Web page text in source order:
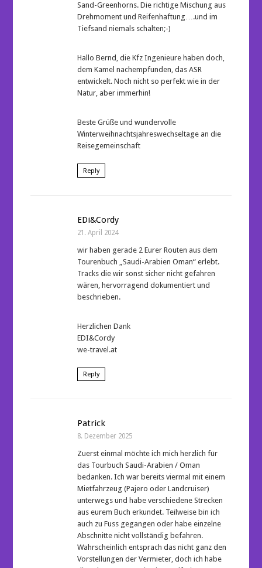
Sand-Greenhorns. Die richtige Mischung aus
Drehmoment und Reifenhaftung….und im
Tiefsand niemals schalten;-)
Hallo Bernd, die Kfz Ingenieure haben doch,
dem Kamel nachempfunden, das ASR
entwickelt. Noch nicht so perfekt wie in der
Natur, aber immerhin!
Beste Grüße und wundervolle
Winterweihnachtsjahreswechseltage an die
Reisegemeinschaft
Reply
EDi&Cordy
21. April 2024
wir haben gerade 2 Eurer Routen aus dem
Tourenbuch „Saudi-Arabien Oman“ erlebt.
Tracks die wir sonst sicher nicht gefahren
wären, hervorragend dokumentiert und
beschrieben.
Herzlichen Dank
EDI&Cordy
we-travel.at
Reply
Patrick
8. Dezember 2025
Zuerst einmal möchte ich mich herzlich für
das Tourbuch Saudi-Arabien / Oman
bedanken. Ich war bereits viermal mit einem
Mietfahrzeug (Pajero oder Landcruiser)
unterwegs und habe verschiedene Strecken
aus eurem Buch erkundet. Teilweise bin ich
auch zu Fuss gegangen oder habe einzelne
Abschnitte nicht vollständig befahren.
Wahrscheinlich entsprach das nicht ganz den
Vorstellungen der Vermieter, doch ich habe